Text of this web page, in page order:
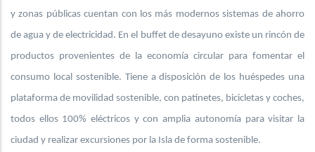
y zonas públicas cuentan con los más modernos sistemas de ahorro
de agua y de electricidad. En el buffet de desayuno existe un rincón de
productos provenientes de la economía circular para fomentar el
consumo local sostenible. Tiene a disposición de los huéspedes una
plataforma de movilidad sostenible, con patinetes, bicicletas y coches,
todos ellos 100% eléctricos y con amplia autonomía para visitar la
ciudad y realizar excursiones por la Isla de forma sostenible.